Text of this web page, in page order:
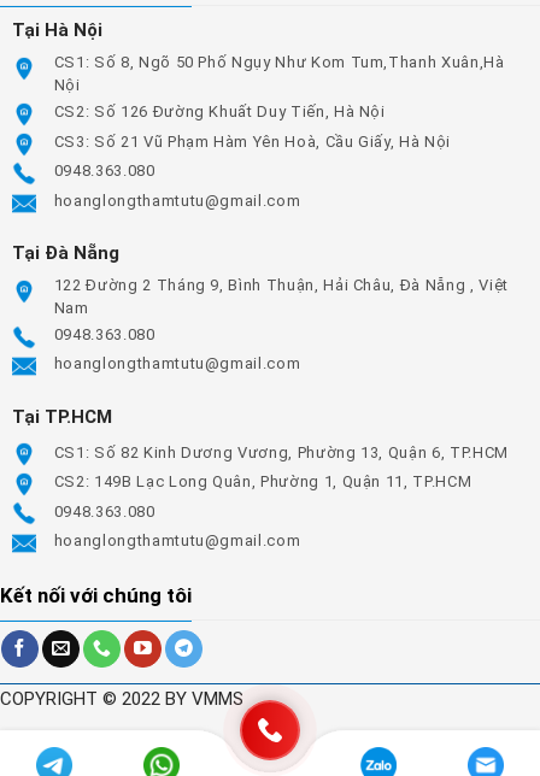
Tại Hà Nội
CS1: Số 8, Ngõ 50 Phố Ngụy Như Kom Tum,Thanh Xuân,Hà
Nội
CS2: Số 126 Đường Khuất Duy Tiến, Hà Nội
CS3: Số 21 Vũ Phạm Hàm Yên Hoà, Cầu Giấy, Hà Nội
0948.363.080
hoanglongthamtutu@gmail.com
Tại Đà Nẵng
122 Đường 2 Tháng 9, Bình Thuận, Hải Châu, Đà Nẵng , Việt
Nam
0948.363.080
hoanglongthamtutu@gmail.com
Tại TP.HCM
CS1: Số 82 Kinh Dương Vương, Phường 13, Quận 6, TP.HCM
CS2: 149B Lạc Long Quân, Phường 1, Quận 11, TP.HCM
0948.363.080
hoanglongthamtutu@gmail.com
Kết nối với chúng tôi
COPYRIGHT © 2022 BY VMMS